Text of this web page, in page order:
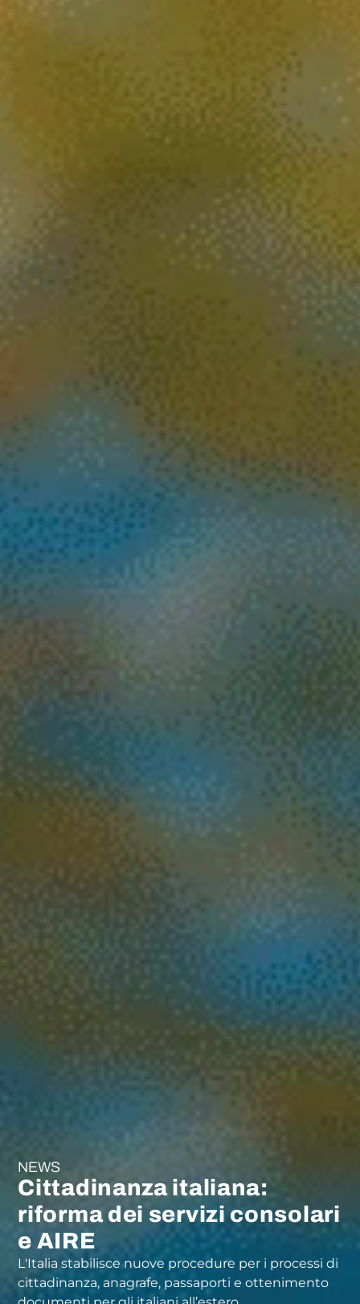
NEWS
Cittadinanza italiana:
riforma dei servizi consolari
e AIRE
L'Italia stabilisce nuove procedure per i processi di
cittadinanza, anagrafe, passaporti e ottenimento